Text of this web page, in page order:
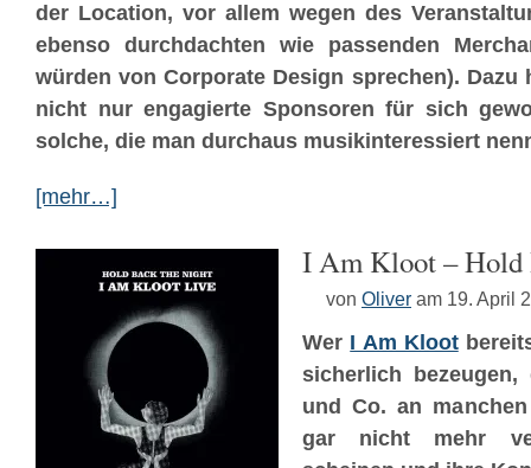
der Location, vor allem wegen des
ebenso durchdachten wie passenden
würden von Corporate Design sprechen). Dazu
nicht nur engagierte Sponsoren für sich
solche, die man durchaus musikinteressiert
[mehr…]
I Am Kloot – Hold
von Oliver am 19. April
Wer I Am Kloot
sicherlich
und Co. an
gar nicht mehr